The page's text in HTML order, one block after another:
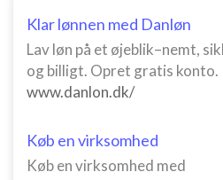
Klar lønnen med Danløn
Lav løn på et øjeblik–nemt,
og billigt. Opret gratis konto.
www.danlon.dk/
Køb en virksomhed
Køb en virksomhed med